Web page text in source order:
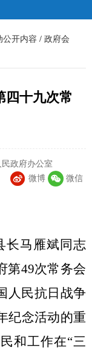
公开内容 / 政府会
四十九次常
政府办公室
微博 微信
长马雁斌同志
第49次常务会
人民抗日战争
纪念活动的重
和工作在“三